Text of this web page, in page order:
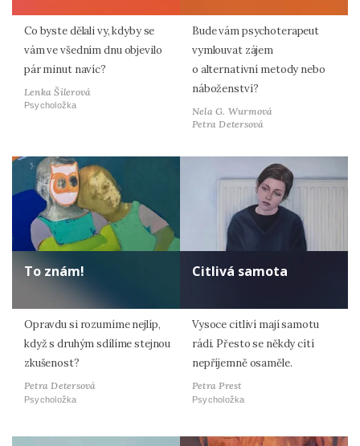
Co byste dělali vy, kdyby se
vám ve všedním dnu objevilo
pár minut navíc?
Lenka Šilerová
Psycholožka
Bude vám psychoterapeut
vymlouvat zájem
o alternativní metody nebo
náboženství?
Nela G. Wurmová
Petra Detersová
To znám!
Opravdu si rozumíme nejlíp,
když s druhým sdílíme stejnou
zkušenost?
Petra Detersová
Psycholožka
Citlivá samota
Vysoce citliví mají samotu
rádi. Přesto se někdy cítí
nepříjemně osaměle.
Petra Prest
Psycholožka